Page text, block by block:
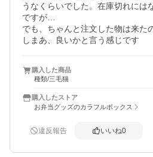
うなくらいでした。在庫切れには
ですが…
でも、ちゃんと注文した物は来た
しまあ、良いかと言う感じです
購入した商品
種類/三毛猫
購入したストア
お弁当グッズのカラフルボックス
違反報告 いいね0